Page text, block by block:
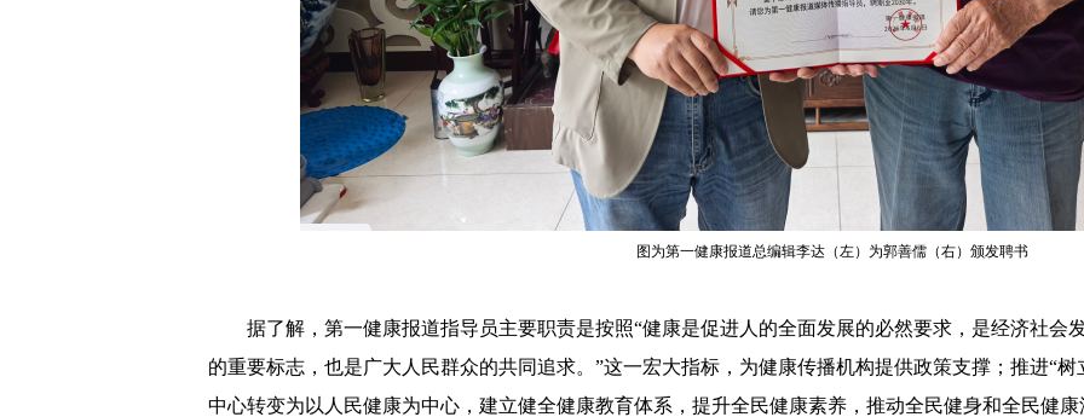
图为第一健康报道总编辑李达（左）为郭善儒（右）颁发聘书
据了解，第一健康报道指导员主要职责是按照“健康是促进人的全面发展的必然要求，是经济社会
的重要标志，也是广大人民群众的共同追求。”这一宏大指标，为健康传播机构提供政策支撑；推进“
中心转变为以人民健康为中心，建立健全健康教育体系，提升全民健康素养，推动全民健身和全民健